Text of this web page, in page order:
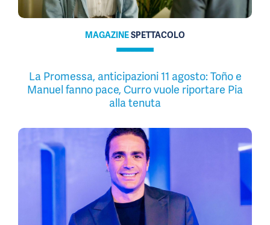
MAGAZINESPETTACOLO
La Promessa, anticipazioni 11 agosto: Toño e
Manuel fanno pace, Curro vuole riportare Pia
alla tenuta